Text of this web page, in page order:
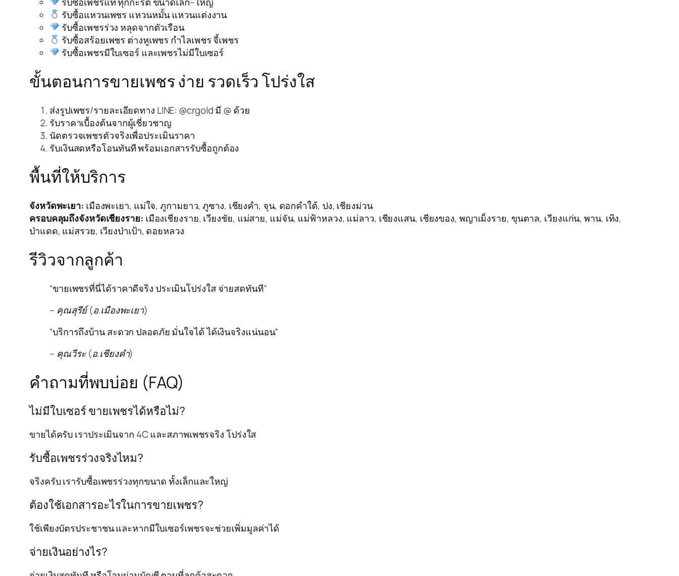
รับซื้อแหวนเพชร แหวนหมั้น แหวนแต่งงาน
รับซื้อเพชรร่วง หลุดจากตัวเรือน
รับซื้อสร้อยเพชร ต่างหูเพชร กำไลเพชร จี้เพชร
รับซื้อเพชรมีใบเซอร์ และเพชรไม่มีใบเซอร์
ขั้นตอนการขายเพชร ง่าย รวดเร็ว โปร่งใส
ส่งรูปเพชร/รายละเอียดทาง LINE: @crgold มี @ ด้วย
รับราคาเบื้องต้นจากผู้เชี่ยวชาญ
นัดตรวจเพชรตัวจริงเพื่อประเมินราคา
รับเงินสดหรือโอนทันที พร้อมเอกสารรับซื้อถูกต้อง
พื้นที่ให้บริการ
จังหวัดพะเยา: เมืองพะเยา, แม่ใจ, ภูกามยาว, ภูซาง, เชียงคำ, จุน, ดอกคำใต้, ปง, เชียงม่วน
ครอบคลุมถึงจังหวัดเชียงราย: เมืองเชียงราย, เวียงชัย, แม่สาย, แม่จัน, แม่ฟ้าหลวง, แม่ลาว, เชียงแสน, เชียงของ, พญาเม็งราย, ขุนตาล, เวียงแก่น, พาน, เทิง,
ป่าแดด, แม่สรวย, เวียงป่าเป้า, ดอยหลวง
รีวิวจากลูกค้า
“ขายเพชรที่นี่ได้ราคาดีจริง ประเมินโปร่งใส จ่ายสดทันที”
– คุณสุรีย์ (อ.เมืองพะเยา)
“บริการถึงบ้าน สะดวก ปลอดภัย มั่นใจได้ ได้เงินจริงแน่นอน”
– คุณวีระ (อ.เชียงคำ)
คำถามที่พบบ่อย (FAQ)
ไม่มีใบเซอร์ ขายเพชรได้หรือไม่?
ขายได้ครับ เราประเมินจาก 4C และสภาพเพชรจริง โปร่งใส
รับซื้อเพชรร่วงจริงไหม?
จริงครับ เรารับซื้อเพชรร่วงทุกขนาด ทั้งเล็กและใหญ่
ต้องใช้เอกสารอะไรในการขายเพชร?
ใช้เพียงบัตรประชาชน และหากมีใบเซอร์เพชรจะช่วยเพิ่มมูลค่าได้
จ่ายเงินอย่างไร?